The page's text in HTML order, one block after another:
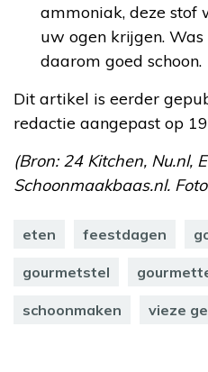
ammoniak, deze stof
uw ogen krijgen.
daarom goed schoon.
Dit artikel is eerder
redactie aangepast op
(Bron: 24 Kitchen, Nu.nl,
Schoonmaakbaas.nl.
eten feestdagen
gourmetstel
schoonmaken vieze